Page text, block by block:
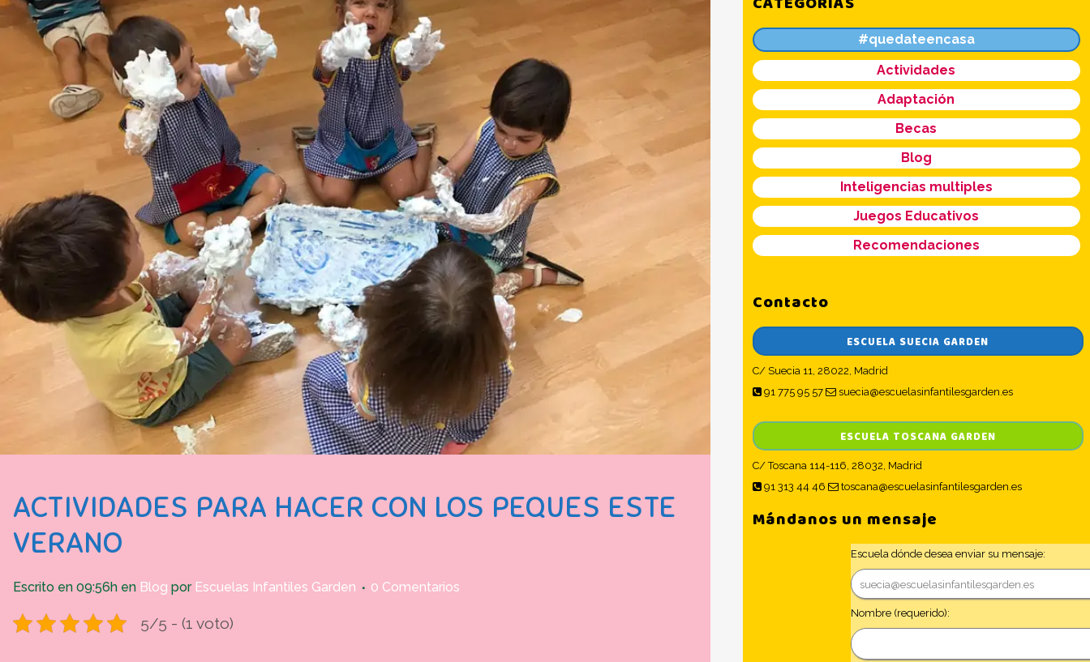
ACTIVIDADES PARA HACER CON LOS PEQUES ESTE
VERANO
Escrito en 09:56h en Blog por Escuelas Infantiles Garden 0 Comentarios
5/5 - (1 voto)
#quedateencasa
Actividades
Adaptación
Becas
Blog
Inteligencias multiples
Juegos Educativos
Recomendaciones
Contacto
ESCUELA SUECIA GARDEN
C/ Suecia 11, 28022, Madrid
91 775 95 57
suecia@escuelasinfantilesgarden.es
ESCUELA TOSCANA GARDEN
C/ Toscana 114-116, 28032, Madrid
91 313 44 46
toscana@escuelasinfantilesgarden.es
Mándanos un mensaje
Escuela dónde desea enviar su mensaje:
Nombre (requerido):